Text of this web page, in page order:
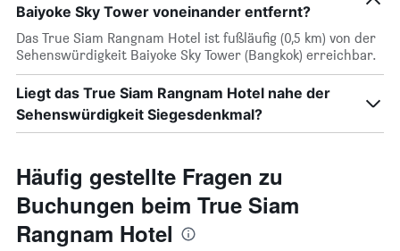
Baiyoke Sky Tower voneinander entfernt?
Das True Siam Rangnam Hotel ist fußläufig (0,5 km) von der
Sehenswürdigkeit Baiyoke Sky Tower (Bangkok) erreichbar.
Liegt das True Siam Rangnam Hotel nahe der
Sehenswürdigkeit Siegesdenkmal?
Häufig gestellte Fragen zu
Buchungen beim True Siam
Rangnam Hotel